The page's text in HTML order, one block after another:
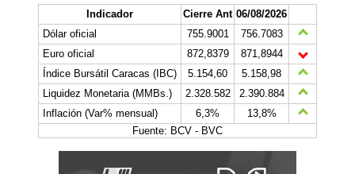
Indicador Cierre Ant 06/08/2026
Dólar oficial
755.9001
756.7083
Euro oficial
872,8379
871,8944
Índice Bursátil Caracas (IBC)
5.154,60
5.158,98
Liquidez Monetaria (MMBs.)
2.328.582
2.390.884
Inflación (Var% mensual)
6,3%
13,8%
Fuente: BCV - BVC